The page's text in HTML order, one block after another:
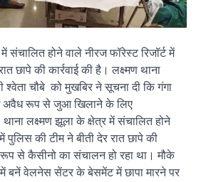
संचालित होने वाले नीरज फॉरेस्ट रिजॉर्ट में
छापे की कार्रवाई की है। लक्ष्मण थाना
चौबे को मुखबिर ने सूचना दी कि गंगा
में अवैध रूप से जुआ खिलाने के लिए
लक्ष्मण झूला के क्षेत्र में संचालित होने
पुलिस की टीम ने बीती देर रात छापे की
रूप से कैसीनो का संचालन हो रहा था। मौके
में बनें वेलनेस सेंटर के बेसमेंट में छापा मारने पर